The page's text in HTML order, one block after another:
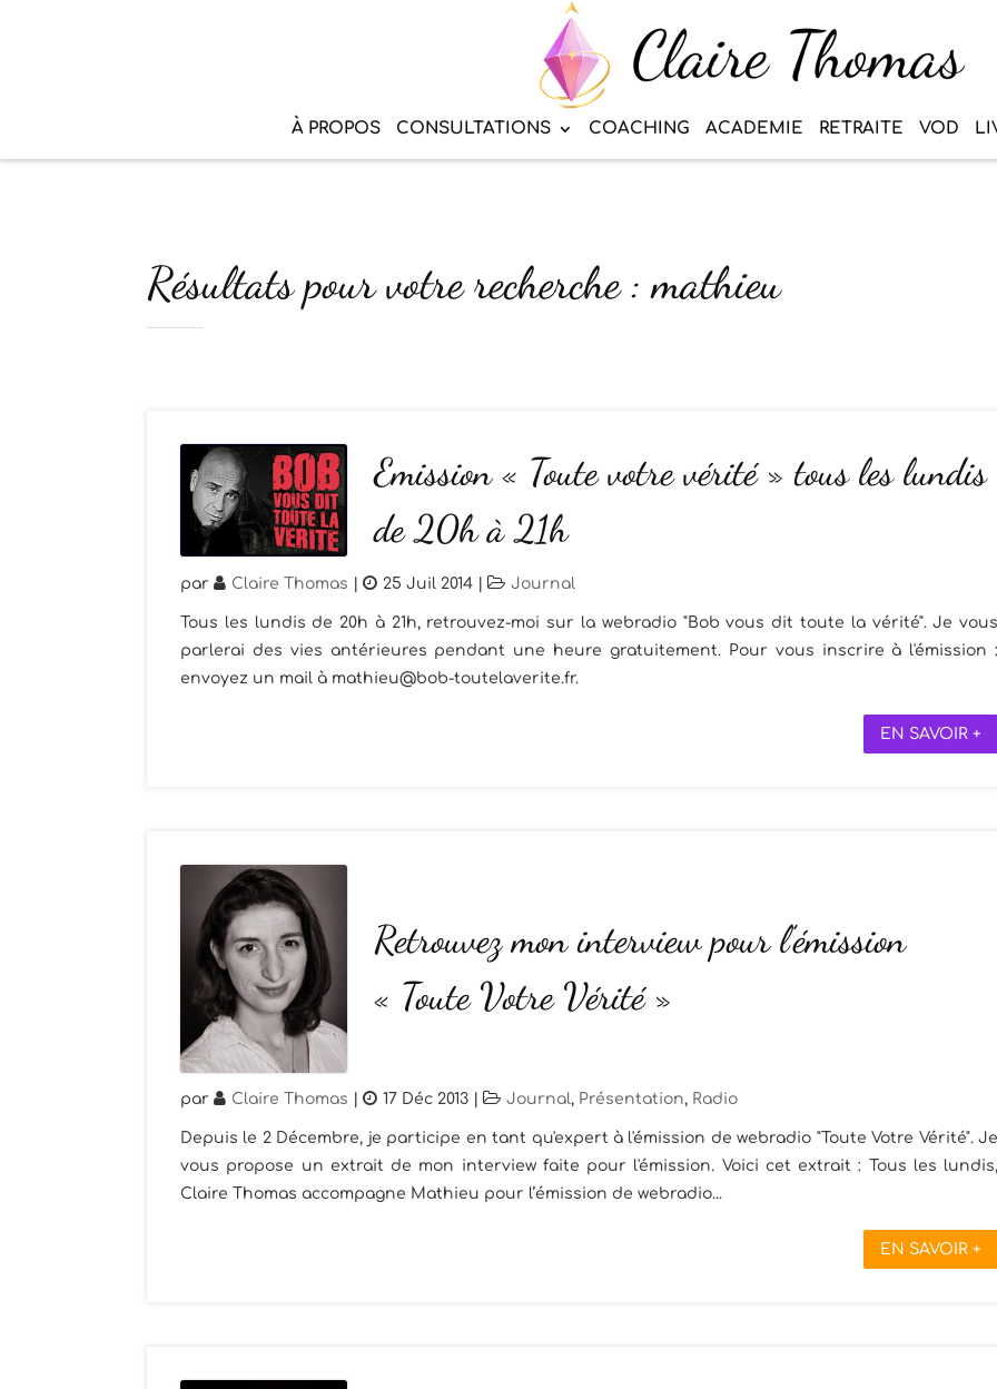
À PROPOS CONSULTATIONS COACHING ACADEMIE RETRAITE VOD
Résultats pour votre recherche : mathieu
Emission « Toute votre vérité » tous les lundis
de 20h à 21h
par Claire Thomas | 25 Juil 2014 | Journal
Tous les lundis de 20h à 21h, retrouvez-moi sur la webradio "Bob vous dit toute la vérité". Je
parlerai des vies antérieures pendant une heure gratuitement. Pour vous inscrire à l'émission
envoyez un mail à mathieu@bob-toutelaverite.fr.
EN SAVOIR +
Retrouvez mon interview pour l’émission
« Toute Votre Vérité »
par Claire Thomas 17 Déc 2013 Journal, Présentation, Radio
Depuis le 2 Décembre, je participe en tant qu'expert à l'émission de webradio "Toute Votre Vérité".
vous propose un extrait de mon interview faite pour l'émission. Voici cet extrait : Tous les
Claire Thomas accompagne Mathieu pour l’émission de webradio...
EN SAVOIR +